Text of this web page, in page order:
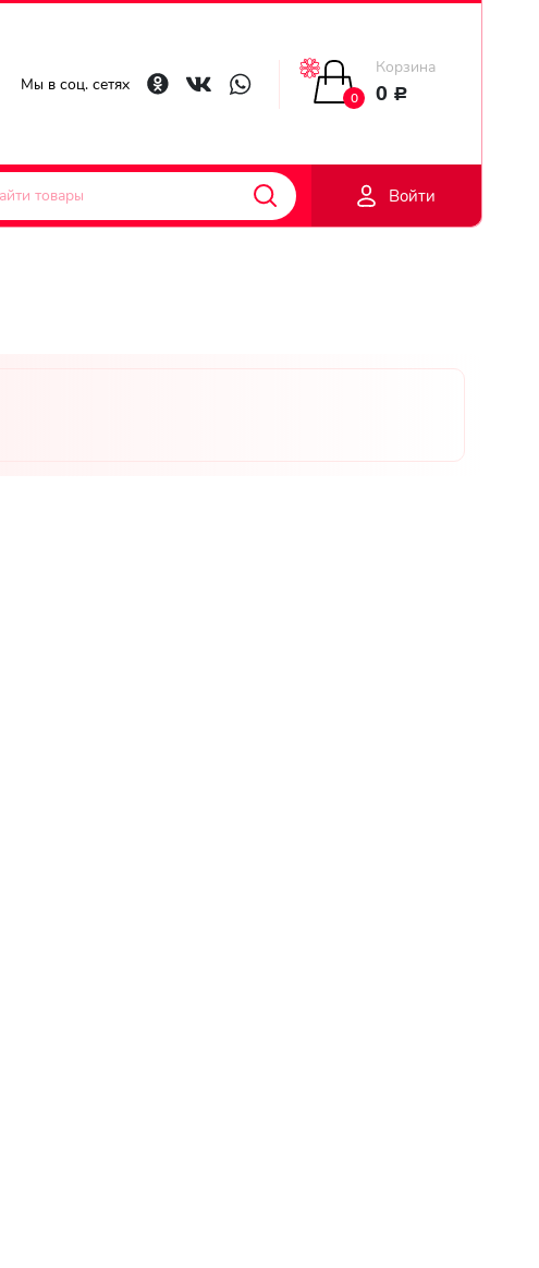
Доставка
Мы в соц. сетях
0
Корзина
0 Р
Войти